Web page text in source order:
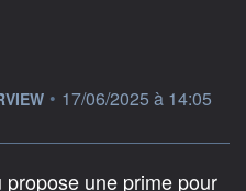
• 17/06/2025 à 14:05
une prime pour